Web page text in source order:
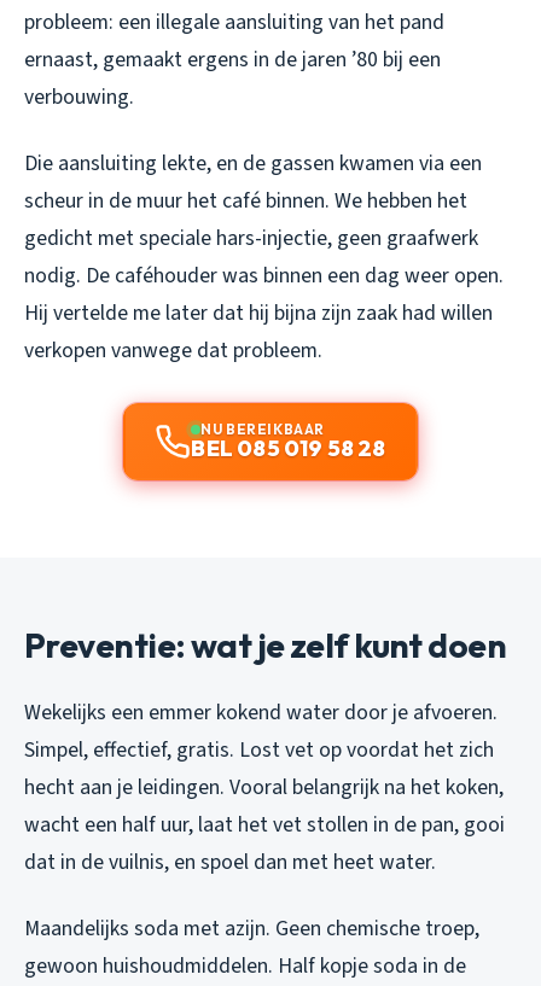
probleem: een illegale aansluiting van het pand
ernaast, gemaakt ergens in de jaren ’80 bij een
verbouwing.
Die aansluiting lekte, en de gassen kwamen via een
scheur in de muur het café binnen. We hebben het
gedicht met speciale hars-injectie, geen graafwerk
nodig. De caféhouder was binnen een dag weer open.
Hij vertelde me later dat hij bijna zijn zaak had willen
verkopen vanwege dat probleem.
NU BEREIKBAAR
BEL 085 019 58 28
Preventie: wat je zelf kunt doen
Wekelijks een emmer kokend water door je afvoeren.
Simpel, effectief, gratis. Lost vet op voordat het zich
hecht aan je leidingen. Vooral belangrijk na het koken,
wacht een half uur, laat het vet stollen in de pan, gooi
dat in de vuilnis, en spoel dan met heet water.
Maandelijks soda met azijn. Geen chemische troep,
gewoon huishoudmiddelen. Half kopje soda in de